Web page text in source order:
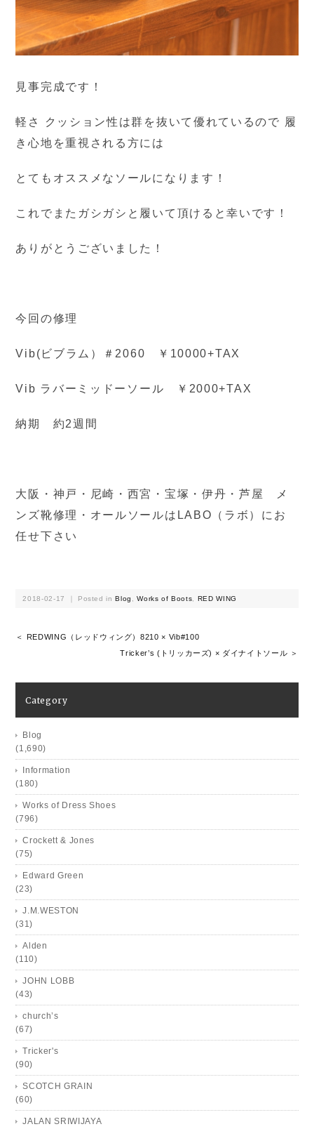
見事完成です！
軽さ クッション性は群を抜いて優れているので 履
き心地を重視される方には
とてもオススメなソールになります！
これでまたガシガシと履いて頂けると幸いです！
ありがとうございました！
今回の修理
Vib(ビブラム）＃2060 ￥10000+TAX
Vib ラバーミッドーソール ￥2000+TAX
納期 約2週間
大阪・神戸・尼崎・西宮・宝塚・伊丹・芦屋 メ
ンズ靴修理・オールソールはLABO（ラボ）にお
任せ下さい
2018-02-17 ｜ Posted inBlog ,Works of Boots RED WING
＜ REDWING（レッドウィング）8210 × Vib#100
Tricker’s (トリッカーズ) × ダイナイトソール ＞
Category
Blog
(1,690)
Information
(180)
Works of Dress Shoes
(796)
Crockett & Jones
(75)
Edward Green
(23)
J.M.WESTON
(31)
Alden
(110)
JOHN LOBB
(43)
church’s
(67)
Tricker's
(90)
SCOTCH GRAIN
(60)
JALAN SRIWIJAYA